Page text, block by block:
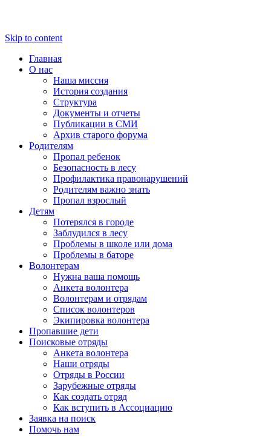
Skip to content
Главная
О нас
Наша миссия
История создания
Структура
Документы и отчеты
Публикации в СМИ
Архив старого форума
Родителям
Пропал ребенок
Безопасность в лесу
Профилактика правонарушений
Родителям важно знать
Пропал взрослый
Детям
Потерялся в городе
Заблудился в лесу
Проблемы в школе или дома
Проблемы в баторе
Волонтерам
Нужна ваша помощь
Анкета волонтера
Волонтерам и отрядам
Список волонтеров
Экипировка волонтера
Пропавшие дети
Поисковые отряды
Анкета волонтера
Наши отряды
Отряды в России
Зарубежные отряды
Как создать отряд
Как вступить в Ассоциацию
Заявка на поиск
Помочь нам